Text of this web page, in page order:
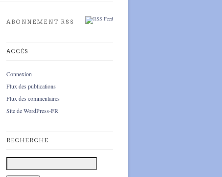
ABONNEMENT RSS
ACCÈS
Connexion
Flux des publications
Flux des commentaires
Site de WordPress-FR
RECHERCHE